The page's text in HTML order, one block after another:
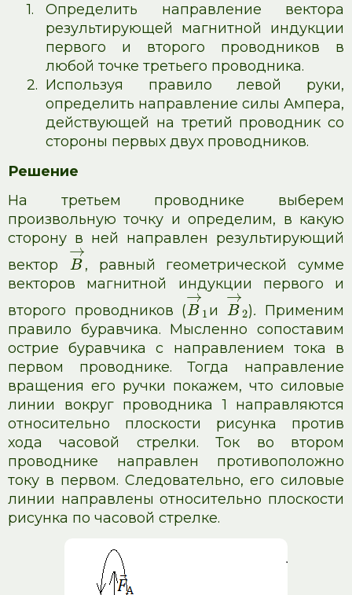
1.
Определить направление вектора
результирующей магнитной индукции
первого и второго проводников в
любой точке третьего проводника.
2. Используя правило левой руки,
определить направление силы Ампера,
действующей на третий проводник со
стороны первых двух проводников.
Решение
На третьем проводнике выберем
произвольную точку и определим, в какую
сторону в ней направлен результирующий
вектор
→
B , равный геометрической сумме
векторов магнитной индукции первого и
второго проводников (
→
B 1 и
→
B 2). Применим
правило буравчика. Мысленно сопоставим
острие буравчика с направлением тока в
первом проводнике. Тогда направление
вращения его ручки покажем, что силовые
линии вокруг проводника 1 направляются
относительно плоскости рисунка против
хода часовой стрелки. Ток во втором
проводнике направлен противоположно
току в первом. Следовательно, его силовые
линии направлены относительно плоскости
рисунка по часовой стрелке.